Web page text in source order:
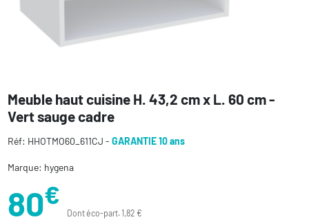
Meuble haut cuisine H. 43,2 cm x L. 60 cm -
Vert sauge cadre
Réf: HHOTMO60_611CJ - GARANTIE 10 ans
Marque: hygena
80€
Dont éco-part. 1,82 €